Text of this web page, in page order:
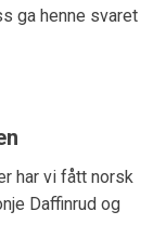
ga henne svaret
har vi fått norsk
Daffinrud og